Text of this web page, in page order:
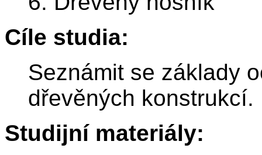
Cíle studia:
Seznámit se základy
dřevěných konstrukcí.
Studijní materiály: